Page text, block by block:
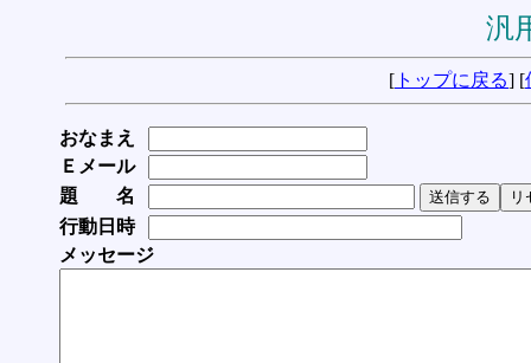
汎
[ トップに戻る] [
おなまえ
Ｅメール
題 名
行動日時
メッセージ